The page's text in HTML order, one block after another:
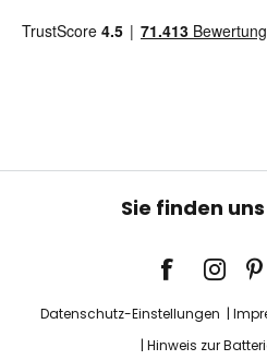
Sie finden
Datenschutz-Einstellungen
Hinweis zur